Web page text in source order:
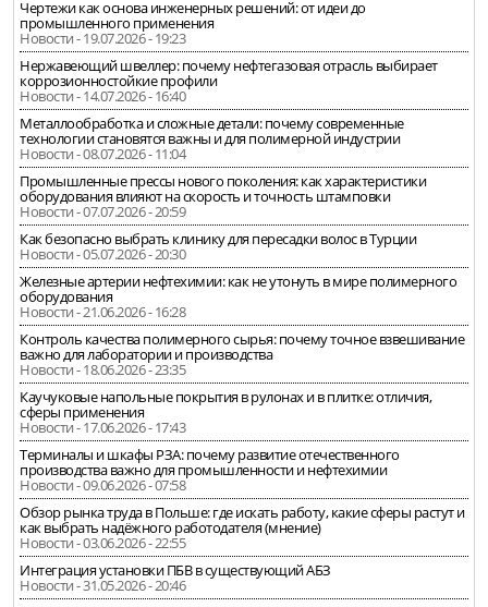
Чертежи как основа инженерных решений: от идеи до
промышленного применения
Новости - 19.07.2026 - 19:23
Нержавеющий швеллер: почему нефтегазовая отрасль выбирает
коррозионностойкие профили
Новости - 14.07.2026 - 16:40
Металлообработка и сложные детали: почему современные
технологии становятся важны и для полимерной индустрии
Новости - 08.07.2026 - 11:04
Промышленные прессы нового поколения: как характеристики
оборудования влияют на скорость и точность штамповки
Новости - 07.07.2026 - 20:59
Как безопасно выбрать клинику для пересадки волос в Турции
Новости - 05.07.2026 - 20:30
Железные артерии нефтехимии: как не утонуть в мире полимерного
оборудования
Новости - 21.06.2026 - 16:28
Контроль качества полимерного сырья: почему точное взвешивание
важно для лаборатории и производства
Новости - 18.06.2026 - 23:35
Каучуковые напольные покрытия в рулонах и в плитке: отличия,
сферы применения
Новости - 17.06.2026 - 17:43
Терминалы и шкафы РЗА: почему развитие отечественного
производства важно для промышленности и нефтехимии
Новости - 09.06.2026 - 07:58
Обзор рынка труда в Польше: где искать работу, какие сферы растут и
как выбрать надёжного работодателя (мнение)
Новости - 03.06.2026 - 22:55
Интеграция установки ПБВ в существующий АБЗ
Новости - 31.05.2026 - 20:46